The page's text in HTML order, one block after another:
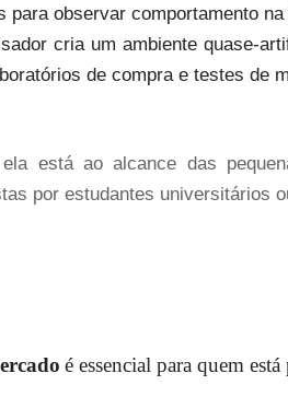
para observar comportamento na
cria um ambiente quase-
de compra e testes de
está ao alcance das
por estudantes universitários
é essencial para quem